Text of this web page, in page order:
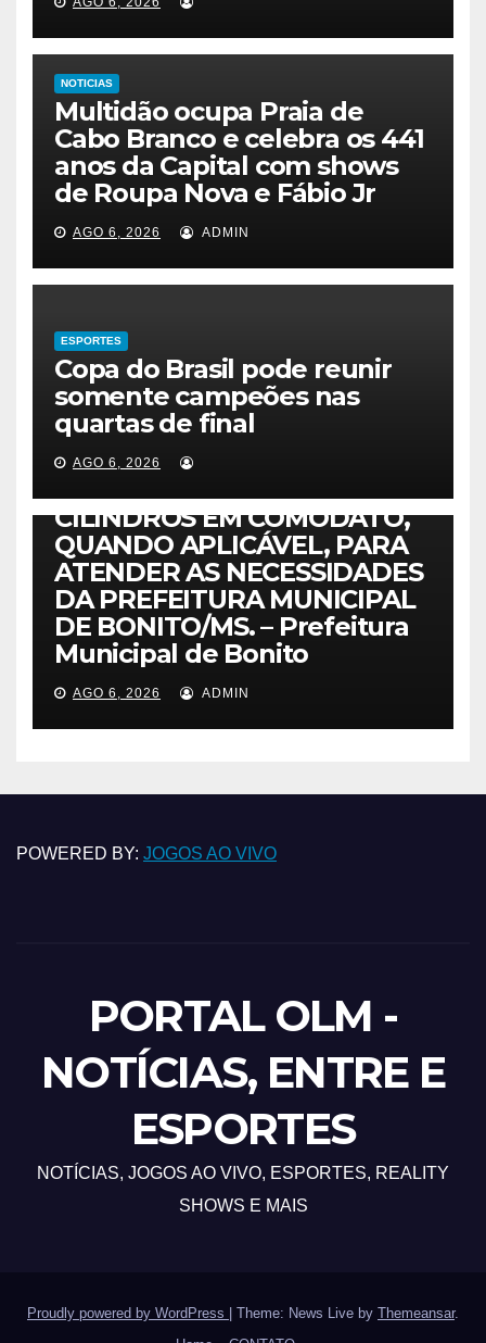
NOTICIAS
Multidão ocupa Praia de
Cabo Branco e celebra os 441
anos da Capital com shows
de Roupa Nova e Fábio Jr
AGO 6, 2026 ADMIN
ESPORTES
Copa do Brasil pode reunir
somente campeões nas
quartas de final
AGO 6, 2026
NOTICIAS
PREGÃO ELETRÔNICO Nº.
32/2026 – REGISTRO DE
PREÇOS PARA FUTURA
AQUISIÇÃO DE CARGAS DE
GÁS OXIGÊNIO MEDICINAL E
GÁS OXIGÊNIO INDUSTRIAL,
COM FORNECIMENTO DE
CILINDROS EM COMODATO,
QUANDO APLICÁVEL, PARA
ATENDER AS NECESSIDADES
DA PREFEITURA MUNICIPAL
DE BONITO/MS. – Prefeitura
Municipal de Bonito
AGO 6, 2026 ADMIN
POWERED BY: JOGOS AO VIVO
PORTAL OLM -
NOTÍCIAS, ENTRE E
ESPORTES
NOTÍCIAS, JOGOS AO VIVO, ESPORTES, REALITY
SHOWS E MAIS
Proudly powered by WordPress Theme: News Live by Themeansar.